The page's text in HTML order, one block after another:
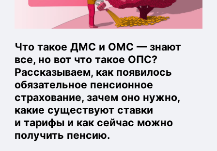
Что такое ДМС и ОМС — знают
все, но вот что такое ОПС?
Рассказываем, как появилось
обязательное пенсионное
страхование, зачем оно нужно,
какие существуют ставки
и тарифы и как сейчас можно
получить пенсию.